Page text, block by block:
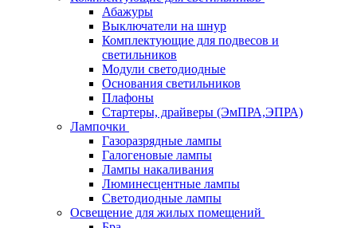
Абажуры
Выключатели на шнур
Комплектующие для подвесов и
светильников
Модули светодиодные
Основания светильников
Плафоны
Стартеры, драйверы (ЭмПРА,ЭПРА)
Лампочки
Газоразрядные лампы
Галогеновые лампы
Лампы накаливания
Люминесцентные лампы
Светодиодные лампы
Освещение для жилых помещений